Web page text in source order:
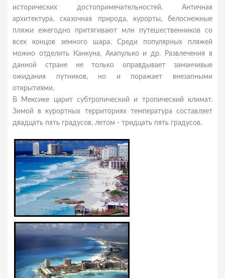
исторических достопримечательностей. Античная
архитектура, сказочная природа, курорты, белоснежные
пляжи ежегодно притягивают млн путешественников со
всех концов земного шара. Среди популярных пляжей
можно отделить Канкуна, Акапулько и др. Развлечения в
данной стране не только оправдывает заманчивые
ожидания путников, но и поражает внезапными
открытиями.
В Мексике царит субтропический и тропический климат.
Зимой в курортных территориях температура составляет
двадцать пять градусов, летом - тридцать пять градусов.